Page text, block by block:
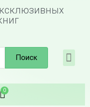
Поиск